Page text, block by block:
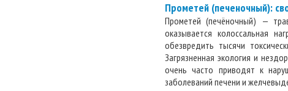
Прометей (печеночный):
Прометей (печёночный) —
оказывается колоссальная
обезвредить тысячи
Загрязненная экология и
очень часто приводят к
заболеваний печени и